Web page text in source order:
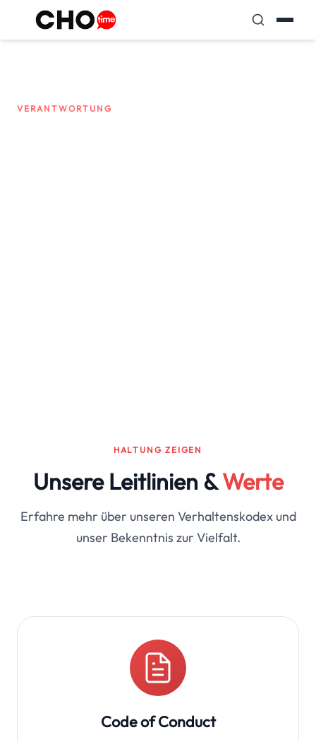
VERANTWORTUNG
HALTUNG ZEIGEN
Unsere Leitlinien &Werte
Erfahre mehr über unseren Verhaltenskodex und
unser Bekenntnis zur Vielfalt.
Code of Conduct